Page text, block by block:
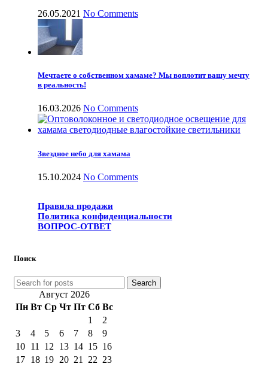
26.05.2021 No Comments
Мечтаете о собственном хамаме? Мы воплотит вашу мечту
в реальность!
16.03.2026 No Comments
Звездное небо для хамама
15.10.2024 No Comments
Правила продажи
Политика конфиденциальности
ВОПРОС-ОТВЕТ
Поиск
Search
Август 2026
Пн Вт Ср Чт Пт Сб Вс
1
2
3
4 5 6 7 8
9
10 11 12 13 14 15 16
17 18 19 20 21 22 23